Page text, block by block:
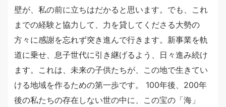
壁が、私の前に立ちはだかると思います。でも、これ
までの経験と協力して、力を貸してくださる大勢の
方々に感謝を忘れず突き進んで行きます。新事業を軌
道に乗せ、息子世代に引き継げるよう、日々進み続け
ます。これは、未来の子供たちが、この地で生きてい
ける地域を作るための第一歩です。 100年後、200年
後の私たちの存在しない世の中に、この宝の「海」